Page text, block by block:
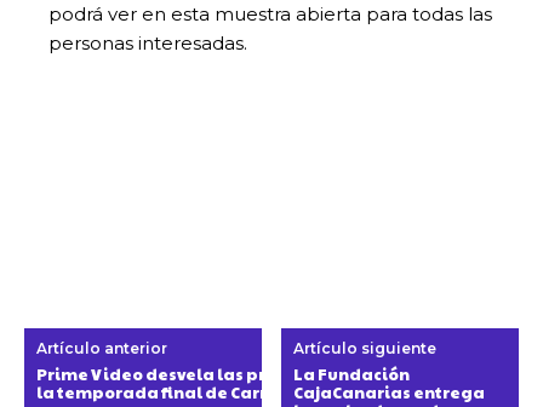
podrá ver en esta muestra abierta para todas las
personas interesadas.
Artículo anterior
Prime Video desvela las primeras imágenes de
la temporada final de Carnival Row
Artículo siguiente
La Fundación
CajaCanarias entrega